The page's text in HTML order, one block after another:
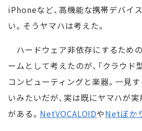
iPhoneなど、高機能な携帯デバイ
い。そうヤマハは考えた。
ハードウェア非依存にするため
ームとして考えたのが、「クラウド
コンピューティングと楽器。一見
いみたいだが、実は既にヤマハが
がある。 NetVOCALOIDやNetぼか